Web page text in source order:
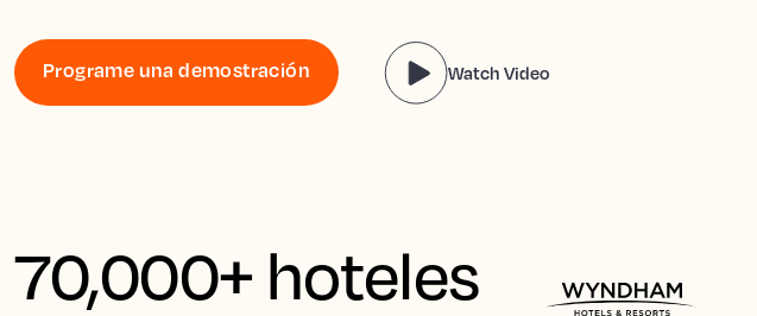
Programe una demostración Watch Video
70,000+ hoteles